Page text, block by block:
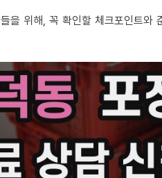
을 위해, 꼭 확인할 체크포인트와